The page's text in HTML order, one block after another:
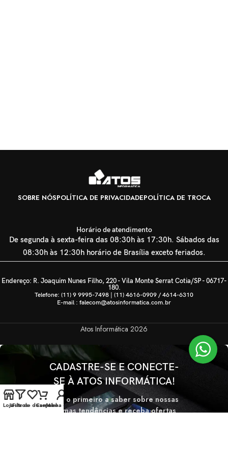
SOBRE NÓSPOLÍTICA DE PRIVACIDADEPOLÍTICA DE TROCA
Horário de atendimento
De segunda à sexta-feira das 08:30h às 17:30h. Sábados das
08:30h às 12:30h horário de Brasília exceto feriados.
Endereço: R. Joaquim Nunes Filho, 220 - Vila Monte Serrat Cotia/SP - 06717-
180.
Telefone: (11) 9 9995-7498 | (11) 4616-0909 / 4614-6310
E-mail : falecom@atosinformatica.com.br
Atos Informática 2026
CADASTRE-SE E CONECTE-
SE À ATOS INFORMÁTICA!
Seja o primeiro a saber sobre nossas
últimas tendências e receba ofertas
LojaFiltros
Lista de desejos
CarrinhoMinha conta